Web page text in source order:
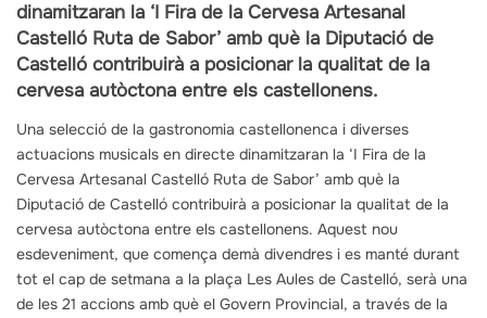
dinamitzaran la ‘I Fira de la Cervesa Artesanal
Castelló Ruta de Sabor’ amb què la Diputació de
Castelló contribuirà a posicionar la qualitat de la
cervesa autòctona entre els castellonens.
Una selecció de la gastronomia castellonenca i diverses
actuacions musicals en directe dinamitzaran la ‘I Fira de la
Cervesa Artesanal Castelló Ruta de Sabor’ amb què la
Diputació de Castelló contribuirà a posicionar la qualitat de la
cervesa autòctona entre els castellonens. Aquest nou
esdeveniment, que comença demà divendres i es manté durant
tot el cap de setmana a la plaça Les Aules de Castelló, serà una
de les 21 accions amb què el Govern Provincial, a través de la